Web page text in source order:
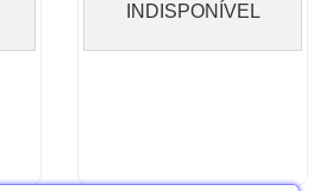
INDISPONÍVEL